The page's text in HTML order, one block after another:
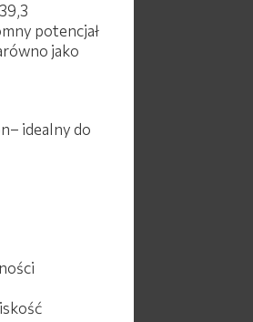
potencjał
jako
idealny do